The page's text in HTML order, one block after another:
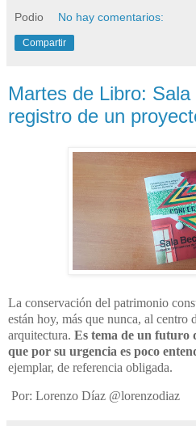
Podio No hay comentarios:
Compartir
Martes de Libro:
registro de un
La conservación del patrimonio
están hoy, más que nunca, al centro
arquitectura. Es tema de un futuro
que por su urgencia es poco
ejemplar, de referencia obligada.
Por: Lorenzo Díaz @lorenzodiaz